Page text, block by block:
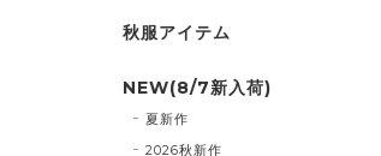
秋服アイテム
NEW(8/7新入荷)
夏新作
2026秋新作